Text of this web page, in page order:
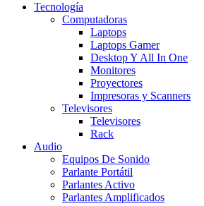
Tecnología
Computadoras
Laptops
Laptops Gamer
Desktop Y All In One
Monitores
Proyectores
Impresoras y Scanners
Televisores
Televisores
Rack
Audio
Equipos De Sonido
Parlante Portátil
Parlantes Activo
Parlantes Amplificados